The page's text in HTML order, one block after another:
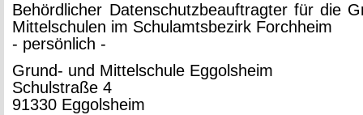
Be­hörd­li­cher Da­ten­schutz­be­auf­trag­ter für die
Mit­tel­schu­len im Schul­amts­be­zirk Forch­heim
- per­sön­lich -
Grund- und Mit­tel­schu­le Eg­gols­heim
Schul­stra­ße 4
91330 Eg­gols­heim